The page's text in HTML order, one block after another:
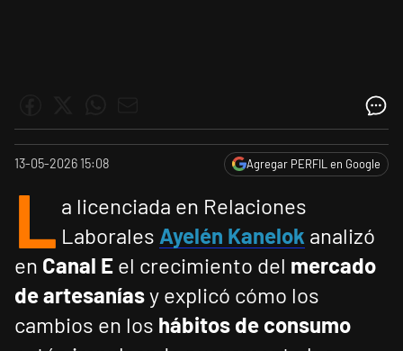
13-05-2026 15:08 Agregar PERFIL en Google
L a licenciada en Relaciones
Laborales Ayelén Kanelok analizó
en Canal E el crecimiento del mercado
de artesaníasy explicó cómo los
cambios en los hábitos de consumo